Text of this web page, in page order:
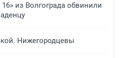
из Волгограда обвинили
Нижегородцевы